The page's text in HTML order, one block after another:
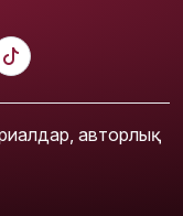
авторлық